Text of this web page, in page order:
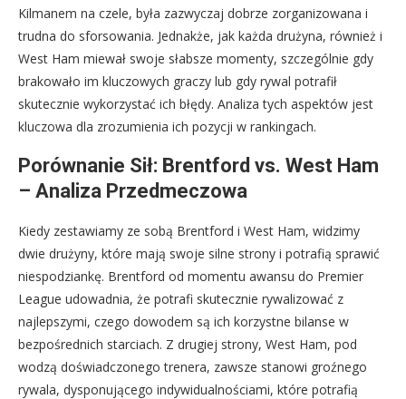
Kilmanem na czele, była zazwyczaj dobrze zorganizowana i
trudna do sforsowania. Jednakże, jak każda drużyna, również i
West Ham miewał swoje słabsze momenty, szczególnie gdy
brakowało im kluczowych graczy lub gdy rywal potrafił
skutecznie wykorzystać ich błędy. Analiza tych aspektów jest
kluczowa dla zrozumienia ich pozycji w rankingach.
Porównanie Sił: Brentford vs. West Ham
– Analiza Przedmeczowa
Kiedy zestawiamy ze sobą Brentford i West Ham, widzimy
dwie drużyny, które mają swoje silne strony i potrafią sprawić
niespodziankę. Brentford od momentu awansu do Premier
League udowadnia, że potrafi skutecznie rywalizować z
najlepszymi, czego dowodem są ich korzystne bilanse w
bezpośrednich starciach. Z drugiej strony, West Ham, pod
wodzą doświadczonego trenera, zawsze stanowi groźnego
rywala, dysponującego indywidualnościami, które potrafią